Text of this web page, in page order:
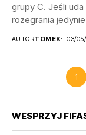
grupy C. Jeśli
rozegrania
AUTORTOMEK 03/
1
WESPRZYJ